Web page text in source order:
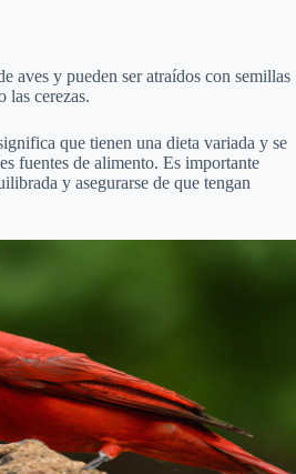
aves y pueden ser atraídos con semillas
las cerezas.
que tienen una dieta variada y se
fuentes de alimento. Es importante
y asegurarse de que tengan